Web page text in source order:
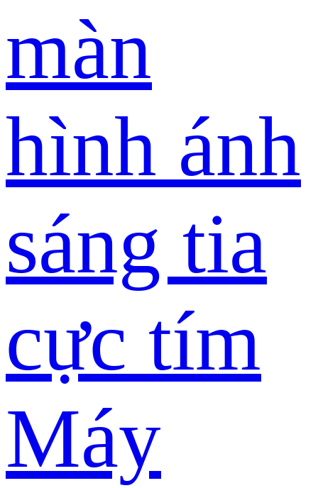
màn
hình ánh
sáng tia
cực tím
Máy